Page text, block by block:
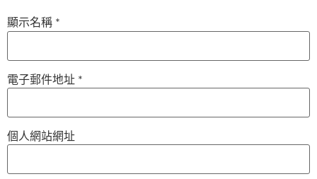
顯示名稱 *
電子郵件地址 *
個人網站網址